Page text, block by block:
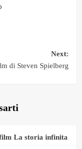
Next:
di Steven Spielberg
La storia infinita